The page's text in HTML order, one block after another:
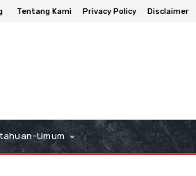
Tentang Kami Privacy Policy Disclaimer
Umum